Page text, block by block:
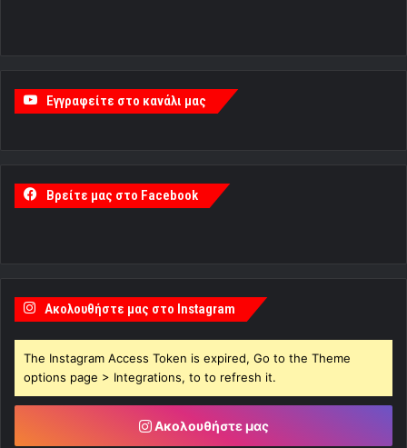
Εγγραφείτε στο κανάλι μας
Βρείτε μας στο Facebook
Ακολουθήστε μας στο Instagram
The Instagram Access Token is expired, Go to the Theme
options page > Integrations, to to refresh it.
Ακολουθήστε μας